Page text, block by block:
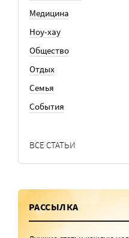
Медицина
Ноу-хау
Общество
Отдых
Семья
События
ВСЕ СТАТЬИ
РАССЫЛКА